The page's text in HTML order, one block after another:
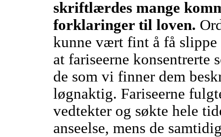
skriftlærdes mange
forklaringer til loven.
kunne vært fint å få slippe
at fariseerne konsentrerte
de som vi finner dem
løgnaktig. Fariseerne
vedtekter og søkte hele
anseelse, mens de